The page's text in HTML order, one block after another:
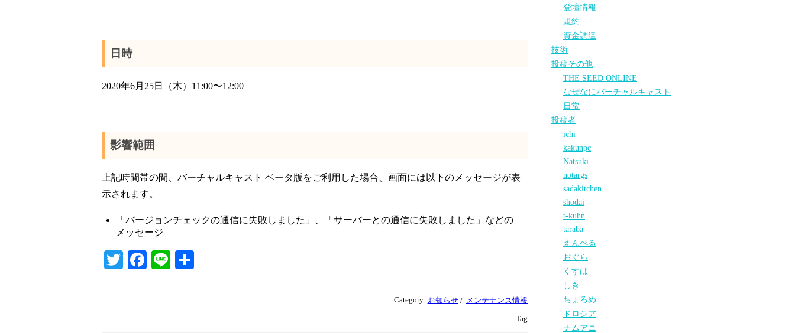
日時
2020年6月25日（木）11:00〜12:00
影響範囲
上記時間帯の間、バーチャルキャスト ベータ版をご利用した場合、画面には以下のメッセージが表
示されます。
「バージョンチェックの通信に失敗しました」、「サーバーとの通信に失敗しました」などの
メッセージ
T
Fa
Li
Category お知らせ/ メンテナンス情報
Tag
登壇情報
規約
資金調達
技術
投稿その他
THE SEED ONLINE
なぜなにバーチャルキャスト
日常
投稿者
ichi
kakunpc
Natsuki
notargs
sadakitchen
shodai
t-kuhn
taraba_
えんぺる
おぐら
くすは
しき
ちょろめ
ドロシア
ナムアニ